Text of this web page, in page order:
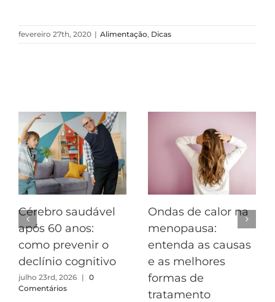
fevereiro 27th, 2020 | Alimentação, Dicas
Cérebro saudável
após 60 anos:
como prevenir o
declínio cognitivo
julho 23rd, 2026 | 0
Comentários
Ondas de calor na
menopausa:
entenda as causas
e as melhores
formas de
tratamento